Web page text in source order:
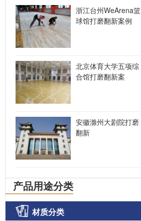
浙江台州WeArena篮
球馆打磨翻新案例
北京体育大学五项综
合馆打磨翻新案
安徽滁州大剧院打磨
翻新
产品用途分类
材质分类